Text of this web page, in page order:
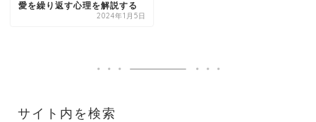
愛を繰り返す心理を解説する
2024年1月5日
サイト内を検索